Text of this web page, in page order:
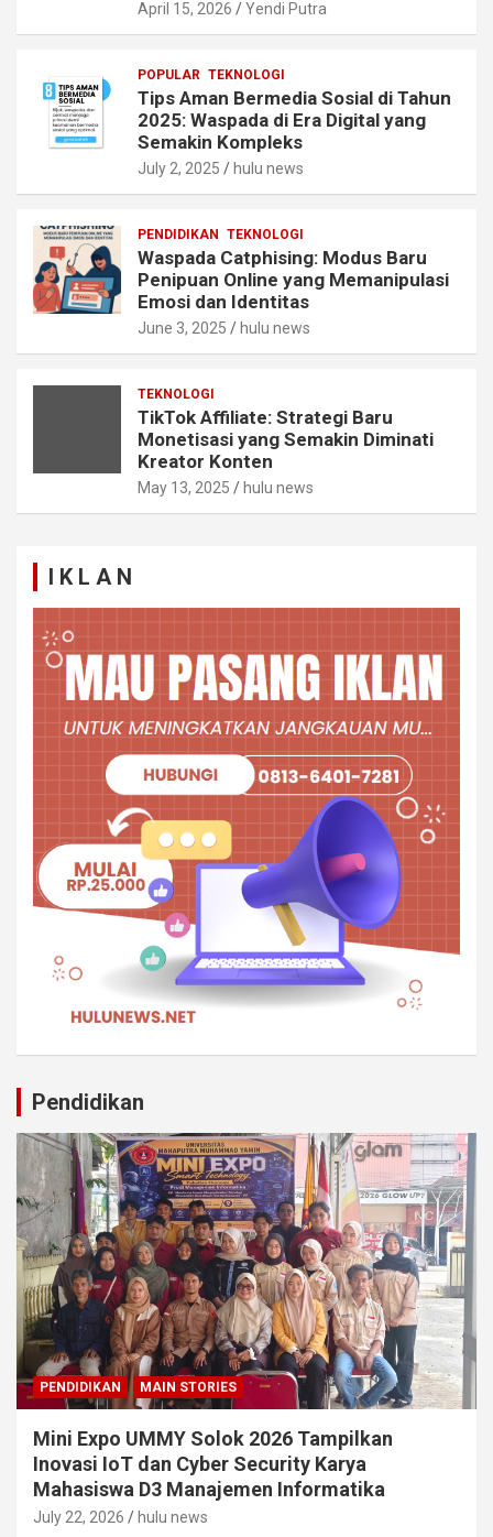
April 15, 2026 Yendi Putra
POPULAR TEKNOLOGI
Tips Aman Bermedia Sosial di Tahun
2025: Waspada di Era Digital yang
Semakin Kompleks
July 2, 2025 hulu news
PENDIDIKAN TEKNOLOGI
Waspada Catphising: Modus Baru
Penipuan Online yang Memanipulasi
Emosi dan Identitas
June 3, 2025 hulu news
TEKNOLOGI
TikTok Affiliate: Strategi Baru
Monetisasi yang Semakin Diminati
Kreator Konten
May 13, 2025 hulu news
I K L A N
Pendidikan
PENDIDIKAN MAIN STORIES
Mini Expo UMMY Solok 2026 Tampilkan
Inovasi IoT dan Cyber Security Karya
Mahasiswa D3 Manajemen Informatika
July 22, 2026 hulu news